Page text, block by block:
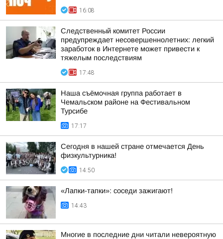
16:08
Следственный комитет России
предупреждает несовершеннолетних: легкий
заработок в Интернете может привести к
тяжелым последствиям
17:48
Наша съёмочная группа работает в
Чемальском районе на Фестивальном
Турсибе
17:17
Сегодня в нашей стране отмечается День
физкультурника!
14:50
«Лапки-тапки»: соседи зажигают!
14:43
Многие в последние дни читали невероятную